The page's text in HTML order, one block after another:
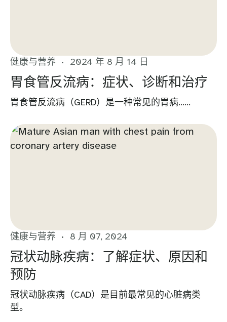
健康与营养 2024 年 8 月 14 日
胃食管反流病：症状、诊断和治疗
胃食管反流病（GERD）是一种常见的胃病......
健康与营养 8 月 07, 2024
冠状动脉疾病：了解症状、原因和
预防
冠状动脉疾病（CAD）是目前最常见的心脏病类
型。